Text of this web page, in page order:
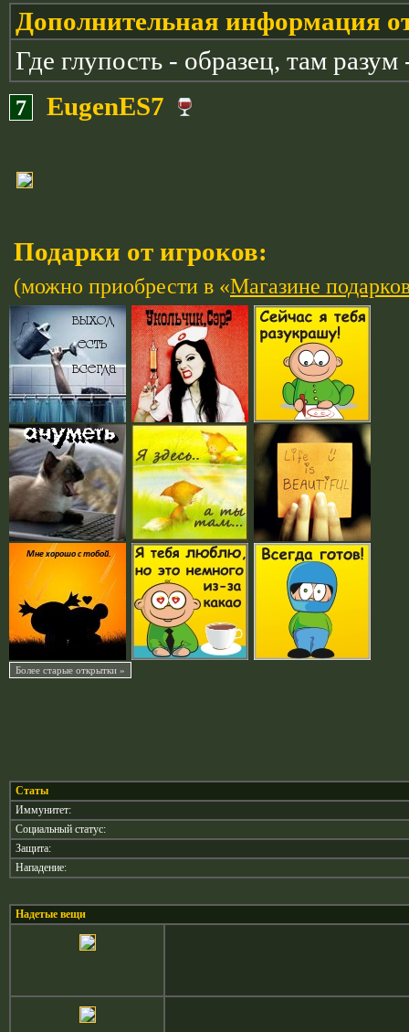
Дополнительная информация
Где глупость - образец, там разум
7 EugenES7
Подарки от игроков:
(можно приобрести в «Магазине
Статы
Иммунитет:
Социальный статус:
Защита:
Нападение:
Надетые вещи